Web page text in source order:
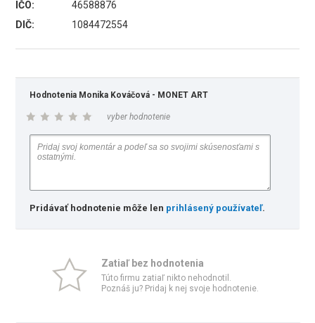
IČO:
46588876
DIČ:
1084472554
Hodnotenia Monika Kováčová - MONET ART
vyber hodnotenie
Pridávať hodnotenie môže len prihlásený používateľ.
Zatiaľ bez hodnotenia
Túto firmu zatiaľ nikto nehodnotil.
Poznáš ju? Pridaj k nej svoje hodnotenie.